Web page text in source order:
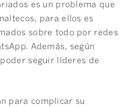
es un problema que
para ellos es
sobre todo por redes
Además, según
seguir líderes de
para complicar su